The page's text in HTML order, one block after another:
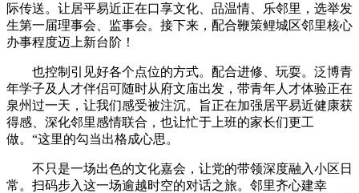
际传送。让居平易近正在口享文化、品温情、乐邻里，选举发
生第一届理事会、监事会。接下来，配合鞭策鲤城区邻里核心
办事程度迈上新台阶！
也控制引见好各个点位的方式。配合进修、玩耍。泛博青
年学子及人才伴侣可随时从府文庙出发，带青年人才体验正在
泉州过一天，让我们感受被注沉。旨正在加强居平易近健康获
得感、深化邻里感情联合，也让忙于上班的家长们更工
做。“这里的勾当出格成心思。
不只是一场出色的文化嘉会，让党的带领深度融入小区日
常。扫码步入这一场逾越时空的对话之旅。邻里齐心建幸